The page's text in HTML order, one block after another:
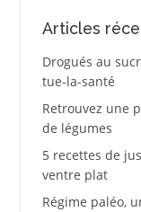
Articles
Drogués au
tue-la-santé
Retrouvez une
de légumes
5 recettes de
ventre plat
Régime paléo,